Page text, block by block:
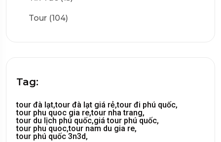
Tour (104)
Tag:
tour đà lạt,tour đà lạt giá rẻ,tour đi phú quốc,
tour phu quoc gia re,tour nha trang,
tour du lịch phú quốc,giá tour phú quốc,
tour phu quoc,tour nam du gia re,
tour phú quốc 3n3d,